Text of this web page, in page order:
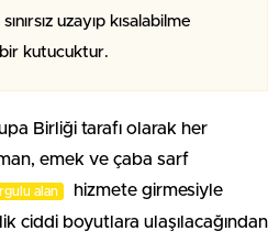
uzayıp kısalabilme
kutucuktur.
Birliği tarafı olarak her
emek ve çaba sarf
alan
hizmete girmesiyle
ciddi boyutlara ulaşılacağından